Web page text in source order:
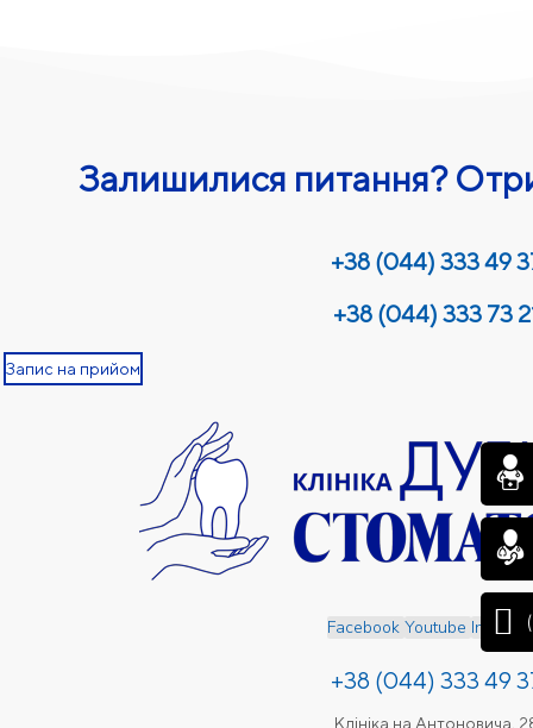
Залишилися питання?
+38 (044) 333 49
+38 (044) 333 73
Запис на прийом
Facebook Youtube
+38 (044) 333 49
Клініка на Антоновича,